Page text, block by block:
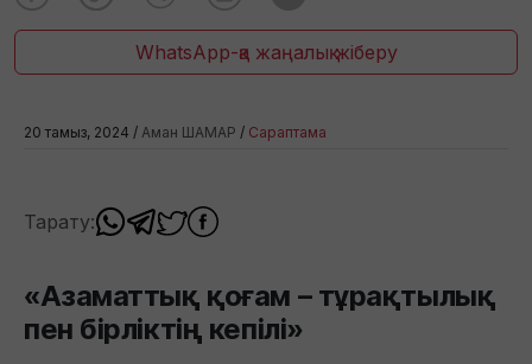
WhatsApp-қа жаңалық жіберу
20 тамыз, 2024 / Аман ШАМАР / Сараптама
Тарату:
«Азаматтық қоғам – тұрақтылық
пен бірліктің кепілі»